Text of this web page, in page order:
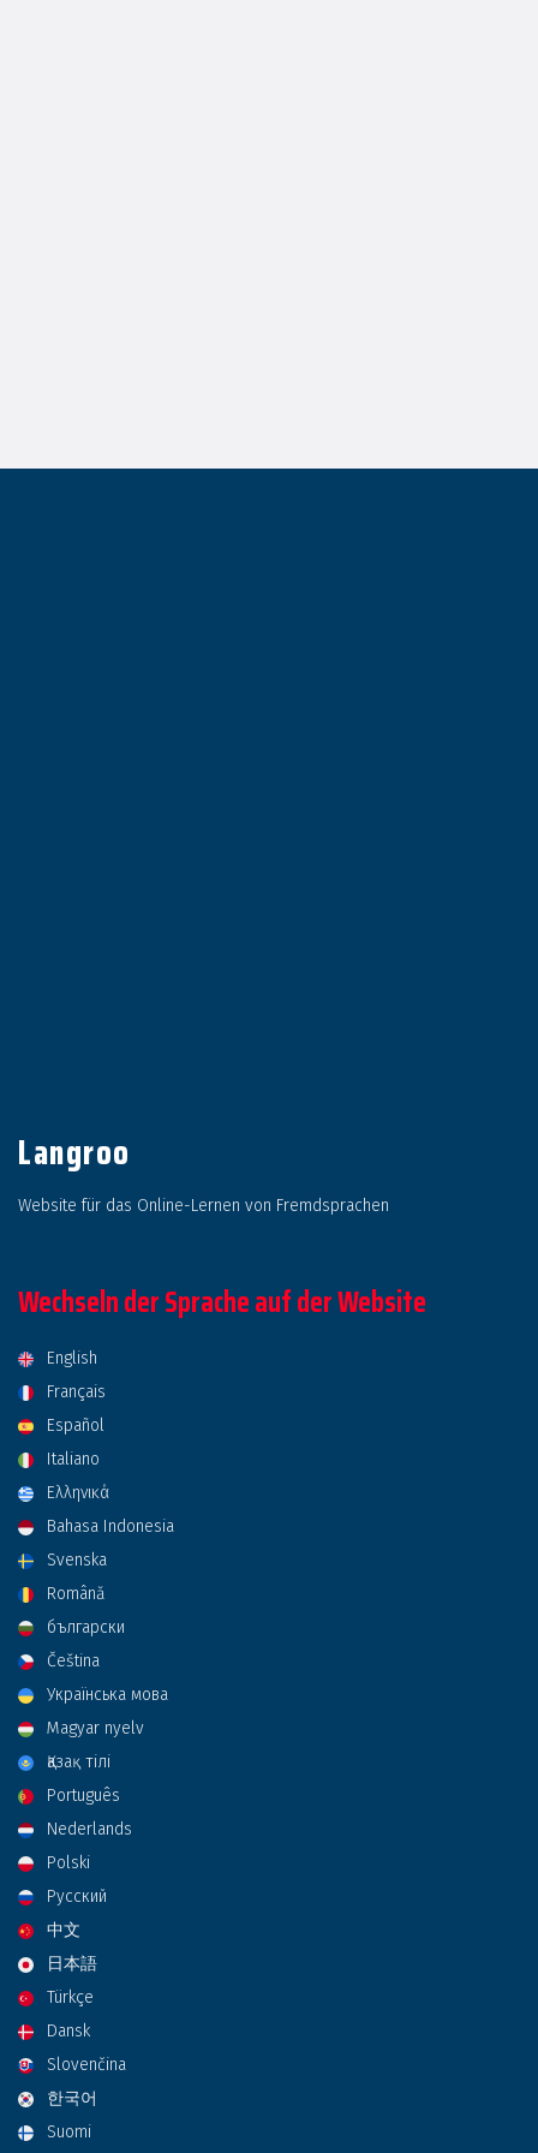
Langroo
Website für das Online-Lernen von Fremdsprachen
Wechseln der Sprache auf der Website
English
Français
Español
Italiano
Ελληνικά
Bahasa Indonesia
Svenska
Română
български
Čeština
Українська мова
Magyar nyelv
Қазақ тілі
Português
Nederlands
Polski
Русский
中文
日本語
Türkçe
Dansk
Slovenčina
한국어
Suomi